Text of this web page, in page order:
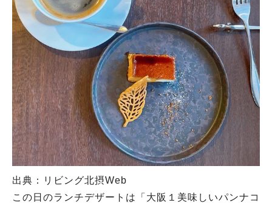
出典：リビング北摂Web
この日のランチデザートは「大阪１美味しいパンナコ